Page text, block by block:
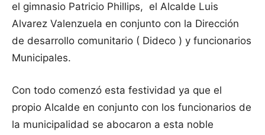
el gimnasio Patricio Phillips, el Alcalde Luis
Alvarez Valenzuela en conjunto con la Dirección
de desarrollo comunitario ( Dideco ) y funcionarios
Municipales.
Con todo comenzó esta festividad ya que el
propio Alcalde en conjunto con los funcionarios de
la municipalidad se abocaron a esta noble